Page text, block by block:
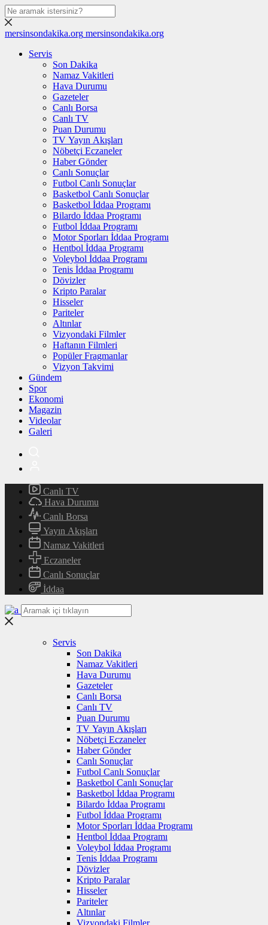
mersinsondakika.org mersinsondakika.org
Servis
Son Dakika
Namaz Vakitleri
Hava Durumu
Gazeteler
Canlı Borsa
Canlı TV
Puan Durumu
TV Yayın Akışları
Nöbetçi Eczaneler
Haber Gönder
Canlı Sonuçlar
Futbol Canlı Sonuçlar
Basketbol Canlı Sonuçlar
Basketbol İddaa Programı
Bilardo İddaa Programı
Futbol İddaa Programı
Motor Sporları İddaa Programı
Hentbol İddaa Programı
Voleybol İddaa Programı
Tenis İddaa Programı
Dövizler
Kripto Paralar
Hisseler
Pariteler
Altınlar
Vizyondaki Filmler
Haftanın Filmleri
Popüler Fragmanlar
Vizyon Takvimi
Gündem
Spor
Ekonomi
Magazin
Videolar
Galeri
Canlı TV
Hava Durumu
Canlı Borsa
Yayın Akışları
Namaz Vakitleri
Eczaneler
Canlı Sonuçlar
İddaa
Servis
Son Dakika
Namaz Vakitleri
Hava Durumu
Gazeteler
Canlı Borsa
Canlı TV
Puan Durumu
TV Yayın Akışları
Nöbetçi Eczaneler
Haber Gönder
Canlı Sonuçlar
Futbol Canlı Sonuçlar
Basketbol Canlı Sonuçlar
Basketbol İddaa Programı
Bilardo İddaa Programı
Futbol İddaa Programı
Motor Sporları İddaa Programı
Hentbol İddaa Programı
Voleybol İddaa Programı
Tenis İddaa Programı
Dövizler
Kripto Paralar
Hisseler
Pariteler
Altınlar
Vizyondaki Filmler